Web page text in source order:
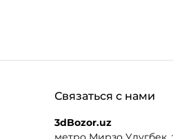
Связаться с нами
3dBozor.uz